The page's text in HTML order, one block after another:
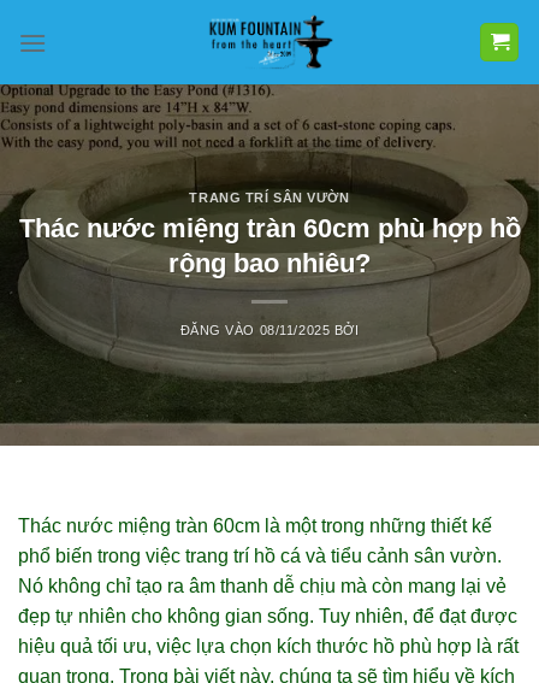
qua
dung
TRANG TRÍ SÂN VƯỜN
Thác nước miệng tràn 60cm phù hợp hồ
rộng bao nhiêu?
ĐĂNG VÀO 08/11/2025 BỞI
Thác nước miệng tràn 60cm là một trong những thiết kế
phổ biến trong việc trang trí hồ cá và tiểu cảnh sân vườn.
Nó không chỉ tạo ra âm thanh dễ chịu mà còn mang lại vẻ
đẹp tự nhiên cho không gian sống. Tuy nhiên, để đạt được
hiệu quả tối ưu, việc lựa chọn kích thước hồ phù hợp là rất
quan trọng. Trong bài viết này, chúng ta sẽ tìm hiểu về kích